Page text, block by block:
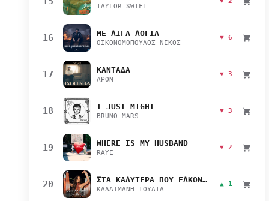
TAYLOR SWIFT
16 ΜΕ ΛΙΓΑ ΛΟΓΙΑ
ΟΙΚΟΝΟΜΟΠΟΥΛΟΣ ΝΙΚΟΣ
▼ 6
17 ΚΑΝΤΑΔΑ
APON
▼ 3
18 I JUST MIGHT
BRUNO MARS
▼ 3
19 WHERE IS MY HUSBAND
RAYE
▼ 2
20 ΣΤΑ ΚΑΛΥΤΕΡΑ ΠΟΥ ΕΛΚΟΝΤΑΙ
ΚΑΛΛΙΜΑΝΗ ΙΟΥΛΙΑ
▲ 1